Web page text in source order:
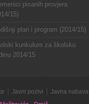
pisanih provjera
15)
plan i program (2014/15)
kurikulum za školsku
2014/15
Javni pozivi Javna nabava